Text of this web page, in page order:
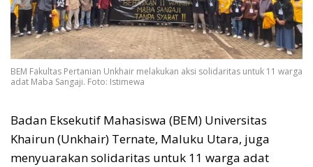
BEM Fakultas Pertanian Unkhair melakukan aksi solidaritas untuk 11 warga
adat Maba Sangaji. Foto: Istimewa
Badan Eksekutif Mahasiswa (BEM) Universitas
Khairun (Unkhair) Ternate, Maluku Utara, juga
menyuarakan solidaritas untuk 11 warga adat